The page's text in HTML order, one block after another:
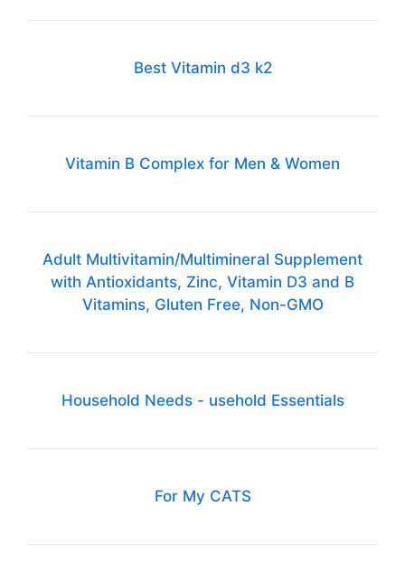
Best Vitamin d3 k2
Vitamin B Complex for Men & Women
Adult Multivitamin/Multimineral Supplement
with Antioxidants, Zinc, Vitamin D3 and B
Vitamins, Gluten Free, Non-GMO
Household Needs - usehold Essentials
For My CATS